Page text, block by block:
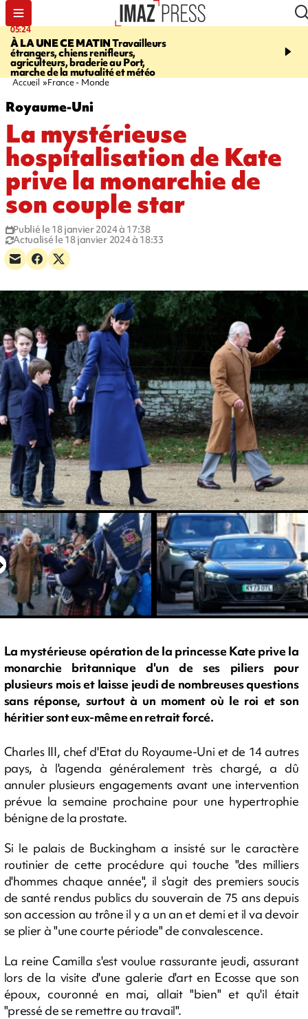
05:24
À LA UNE CE MATINTravailleurs
étrangers, chiens renifleurs,
agriculteurs, braderie au Port,
marche de la mutualité et météo
07:05
mobilisés pour traquer
Accueil France - Monde
Royaume-Uni
La mystérieuse
hospitalisation de Kate
prive la monarchie de
son couple star
Publié le 18 janvier 2024 à 17:38
Actualisé le 18 janvier 2024 à 18:33
La mystérieuse opération de la princesse Kate prive la
monarchie britannique d'un de ses piliers pour
plusieurs mois et laisse jeudi de nombreuses questions
sans réponse, surtout à un moment où le roi et son
héritier sont eux-même en retrait forcé.
Charles III, chef d'Etat du Royaume-Uni et de 14 autres
pays, à l'agenda généralement très chargé, a dû
annuler plusieurs engagements avant une intervention
prévue la semaine prochaine pour une hypertrophie
bénigne de la prostate.
Si le palais de Buckingham a insisté sur le caractère
routinier de cette procédure qui touche "des milliers
d'hommes chaque année", il s'agit des premiers soucis
de santé rendus publics du souverain de 75 ans depuis
son accession au trône il y a un an et demi et il va devoir
se plier à "une courte période" de convalescence.
La reine Camilla s'est voulue rassurante jeudi, assurant
lors de la visite d'une galerie d'art en Ecosse que son
époux, couronné en mai, allait "bien" et qu'il était
"pressé de se remettre au travail".